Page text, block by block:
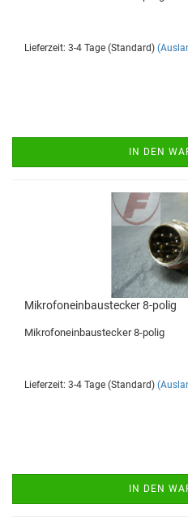
Lieferzeit: 3-4 Tage (Standard)
IN DEN
Mikrofoneinbaustecker 8-polig
Mikrofoneinbaustecker 8-polig
Lieferzeit: 3-4 Tage (Standard)
IN DEN